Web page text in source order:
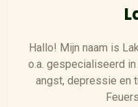
Hallo! Mijn naam is
o.a. gespecialiseerd
angst, depressie en